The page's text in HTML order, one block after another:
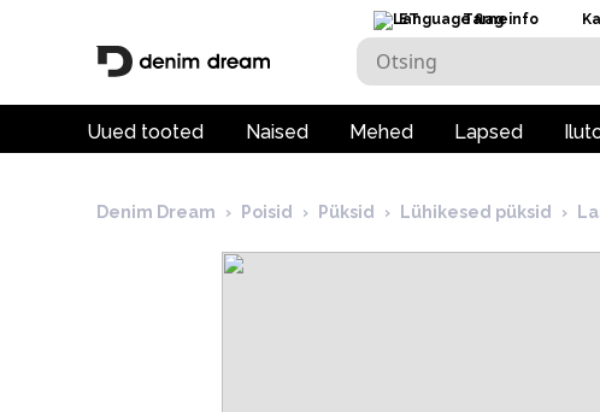
ET Tarneinfo
Uued tooted Naised Mehed Lapsed
Denim Dream › Poisid › Püksid › Lühikesed püksid ›